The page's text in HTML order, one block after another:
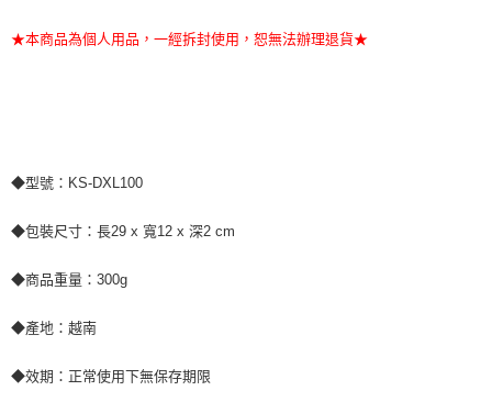
★本商品為個人用品，一經拆封使用，恕無法辦理退貨★
◆型號：KS-DXL100
◆包裝尺寸：長29 x 寬12 x 深2 cm
◆商品重量：300g
◆產地：越南
◆效期：正常使用下無保存期限